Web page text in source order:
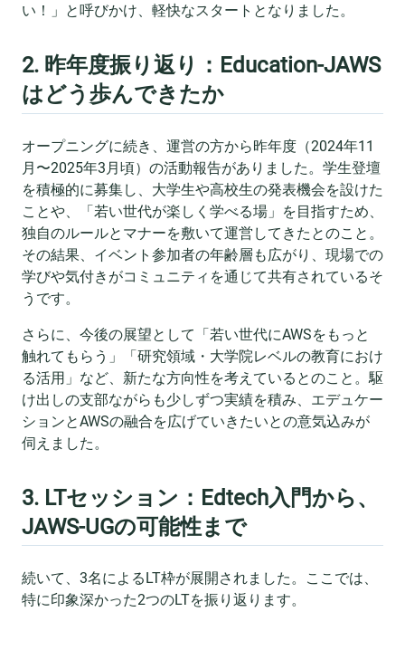
い！」と呼びかけ、軽快なスタートとなりました。
2. 昨年度振り返り：Education-JAWS
はどう歩んできたか
オープニングに続き、運営の方から昨年度（2024年11
月〜2025年3月頃）の活動報告がありました。学生登壇
を積極的に募集し、大学生や高校生の発表機会を設けた
ことや、「若い世代が楽しく学べる場」を目指すため、
独自のルールとマナーを敷いて運営してきたとのこと。
その結果、イベント参加者の年齢層も広がり、現場での
学びや気付きがコミュニティを通じて共有されているそ
うです。
さらに、今後の展望として「若い世代にAWSをもっと
触れてもらう」「研究領域・大学院レベルの教育におけ
る活用」など、新たな方向性を考えているとのこと。駆
け出しの支部ながらも少しずつ実績を積み、エデュケー
ションとAWSの融合を広げていきたいとの意気込みが
伺えました。
3. LTセッション：Edtech入門から、
JAWS-UGの可能性まで
続いて、3名によるLT枠が展開されました。ここでは、
特に印象深かった2つのLTを振り返ります。